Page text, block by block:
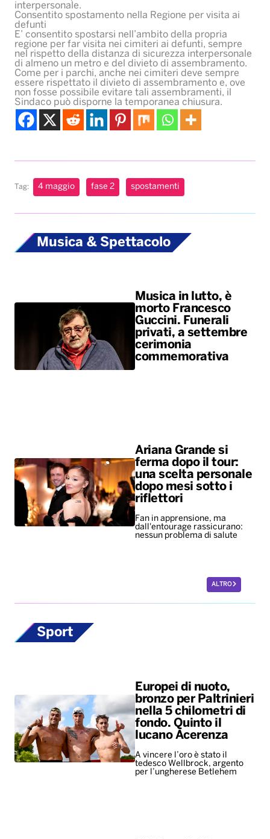
interpersonale.
Consentito spostamento nella Regione per visita ai
defunti
E’ consentito spostarsi nell’ambito della propria
regione per far visita nei cimiteri ai defunti, sempre
nel rispetto della distanza di sicurezza interpersonale
di almeno un metro e del divieto di assembramento.
Come per i parchi, anche nei cimiteri deve sempre
essere rispettato il divieto di assembramento e, ove
non fosse possibile evitare tali assembramenti, il
Sindaco può disporne la temporanea chiusura.
Tag: 4 maggio fase 2 spostamenti
Musica & Spettacolo
Musica in lutto, è
morto Francesco
Guccini. Funerali
privati, a settembre
cerimonia
commemorativa
Ariana Grande si
ferma dopo il tour:
una scelta personale
dopo mesi sotto i
riflettori
Fan in apprensione, ma
dall'entourage rassicurano:
nessun problema di salute
ALTRO
Sport
Europei di nuoto,
bronzo per Paltrinieri
nella 5 chilometri di
fondo. Quinto il
lucano Acerenza
A vincere l’oro è stato il
tedesco Wellbrock, argento
per l’ungherese Betlehem